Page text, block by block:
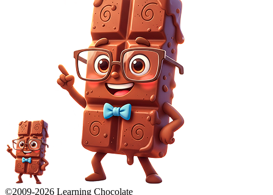
©2009-2026 Learning Chocolate